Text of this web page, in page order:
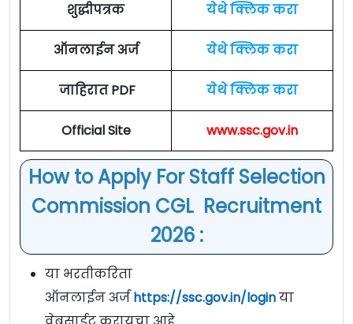
शुद्धीपत्रक येथे क्लिक करा
ऑनलाईन अर्ज येथे क्लिक करा
जाहिरात PDF येथे क्लिक करा
Official Site www.ssc.gov.in
How to Apply For Staff Selection
Commission CGL Recruitment
2026 :
या भरतीकरिता
ऑनलाईन अर्जhttps://ssc.gov.in/loginया